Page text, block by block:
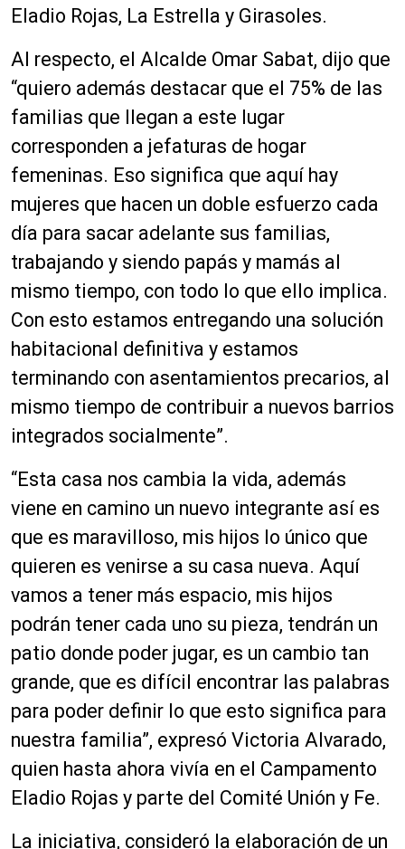
Eladio Rojas, La Estrella y Girasoles.
Al respecto, el Alcalde Omar Sabat, dijo que
“quiero además destacar que el 75% de las
familias que llegan a este lugar
corresponden a jefaturas de hogar
femeninas. Eso significa que aquí hay
mujeres que hacen un doble esfuerzo cada
día para sacar adelante sus familias,
trabajando y siendo papás y mamás al
mismo tiempo, con todo lo que ello implica.
Con esto estamos entregando una solución
habitacional definitiva y estamos
terminando con asentamientos precarios, al
mismo tiempo de contribuir a nuevos barrios
integrados socialmente”.
“Esta casa nos cambia la vida, además
viene en camino un nuevo integrante así es
que es maravilloso, mis hijos lo único que
quieren es venirse a su casa nueva. Aquí
vamos a tener más espacio, mis hijos
podrán tener cada uno su pieza, tendrán un
patio donde poder jugar, es un cambio tan
grande, que es difícil encontrar las palabras
para poder definir lo que esto significa para
nuestra familia”, expresó Victoria Alvarado,
quien hasta ahora vivía en el Campamento
Eladio Rojas y parte del Comité Unión y Fe.
La iniciativa, consideró la elaboración de un